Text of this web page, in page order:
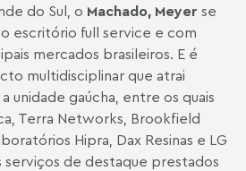
do Sul, o Machado, Meyer se
escritório full service e com
mercados brasileiros. E é
multidisciplinar que atrai
unidade gaúcha, entre os quais
Terra Networks, Brookfield
Hipra, Dax Resinas e LG
serviços de destaque prestados